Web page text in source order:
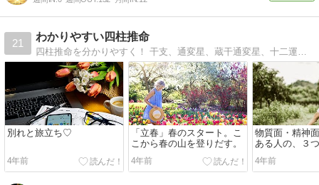
21
わかりやすい四柱推命
四柱推命を分かりやすく！ 干支、通変星、蔵干通変星、十二運勢、天中殺等の星の活かし方を書いています。
別れと旅立ち♡
4年前
「立春」春のスタート。こ
こから春の山を登りだす。
4年前
物質面・精神
ある人の、３
4年前